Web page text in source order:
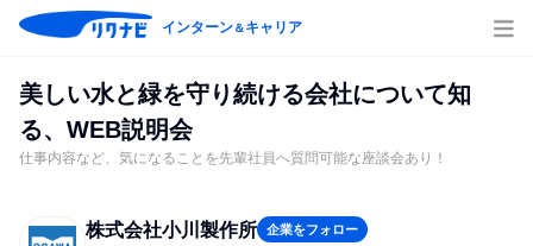
インターン＆キャリア
美しい水と緑を守り続ける会社について知
る、WEB説明会
仕事内容など、気になることを先輩社員へ質問可能な座談会あり！
株式会社小川製作所 企業をフォロー